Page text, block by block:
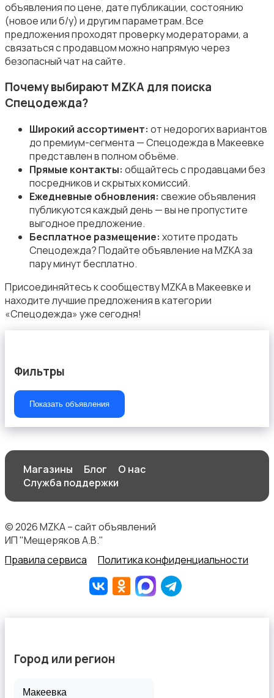
Рубашки
Свитеры и толстовки
Спецодежда
Спортивная одежда
Футболки и поло
Штаны и шорты
Другое
объявления по цене, дате публикации, состоянию
(новое или б/у) и другим параметрам. Все
предложения проходят проверку модераторами, а
связаться с продавцом можно напрямую через
безопасный чат на сайте.
Почему выбирают MZKA для поиска
Спецодежда?
Широкий ассортимент: от недорогих вариантов
до премиум-сегмента — Спецодежда в Макеевке
представлен в полном объёме.
Прямые контакты: общайтесь с продавцами без
посредников и скрытых комиссий.
Ежедневные обновления: свежие объявления
публикуются каждый день — вы не пропустите
выгодное предложение.
Бесплатное размещение: хотите продать
Спецодежда? Подайте объявление на MZKA за
пару минут бесплатно.
Присоединяйтесь к сообществу MZKA в Макеевке и
находите лучшие предложения в категории
«Спецодежда» уже сегодня!
Фильтры
Показать объявления
Магазины Блог
О нас
Служба поддержки
© 2026 MZKA – сайт объявлений
ИП "Мещеряков А.В."
Правила сервиса
Политика конфиденциальности
Город или регион